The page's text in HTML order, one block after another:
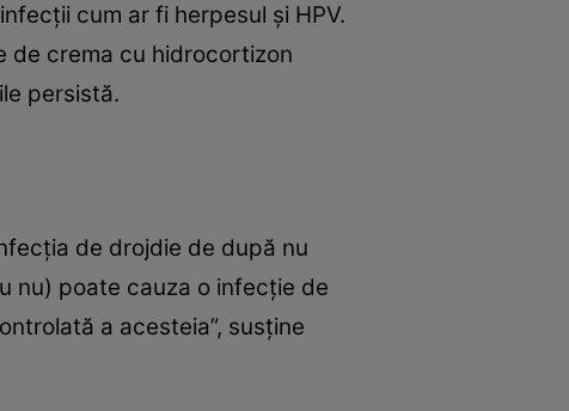
cum ar fi herpesul şi HPV.
de crema cu hidrocortizon
persistă.
de drojdie de după nu
nu) poate cauza o infecţie de
a acesteia”, susţine